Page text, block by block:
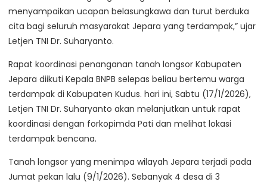
menyampaikan ucapan belasungkawa dan turut berduka
cita bagi seluruh masyarakat Jepara yang terdampak,” ujar
Letjen TNI Dr. Suharyanto.
Rapat koordinasi penanganan tanah longsor Kabupaten
Jepara diikuti Kepala BNPB selepas beliau bertemu warga
terdampak di Kabupaten Kudus. hari ini, Sabtu (17/1/2026),
Letjen TNI Dr. Suharyanto akan melanjutkan untuk rapat
koordinasi dengan forkopimda Pati dan melihat lokasi
terdampak bencana.
Tanah longsor yang menimpa wilayah Jepara terjadi pada
Jumat pekan lalu (9/1/2026). Sebanyak 4 desa di 3